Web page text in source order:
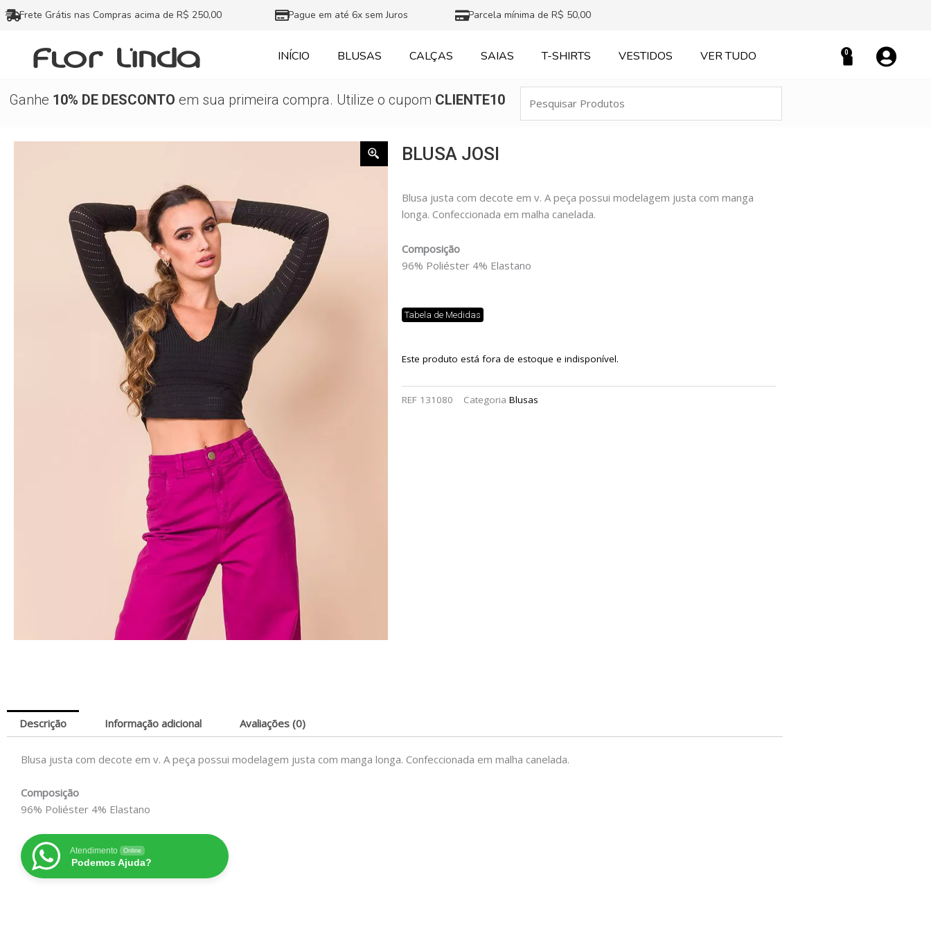
Ir
para
conteúdo
Frete Grátis nas Compras acima de R$ 250,00 Pague em até 6x sem Juros Parcela mínima de R$ 50,00
INÍCIO BLUSAS CALÇAS SAIAS T-SHIRTS VESTIDOS VER TUDO 0
Carrinho
Ganhe 10% DE DESCONTO em sua primeira compra. Utilize o cupom CLIENTE10
Produtos
BLUSA JOSI
Blusa justa com decote em v. A peça possui modelagem justa com manga
longa. Confeccionada em malha canelada.
Composição
96% Poliéster 4% Elastano
Tabela de Medidas
Este produto está fora de estoque e indisponível.
REF 131080 Categoria Blusas
Descrição Informação adicional Avaliações (0)
Blusa justa com decote em v. A peça possui modelagem justa com manga longa. Confeccionada em malha canelada.
Composição
96% Poliéster 4% Elastano
Atendimento Online
Podemos Ajuda?